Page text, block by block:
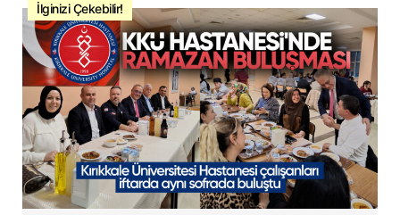
İlginizi Çekebilir!